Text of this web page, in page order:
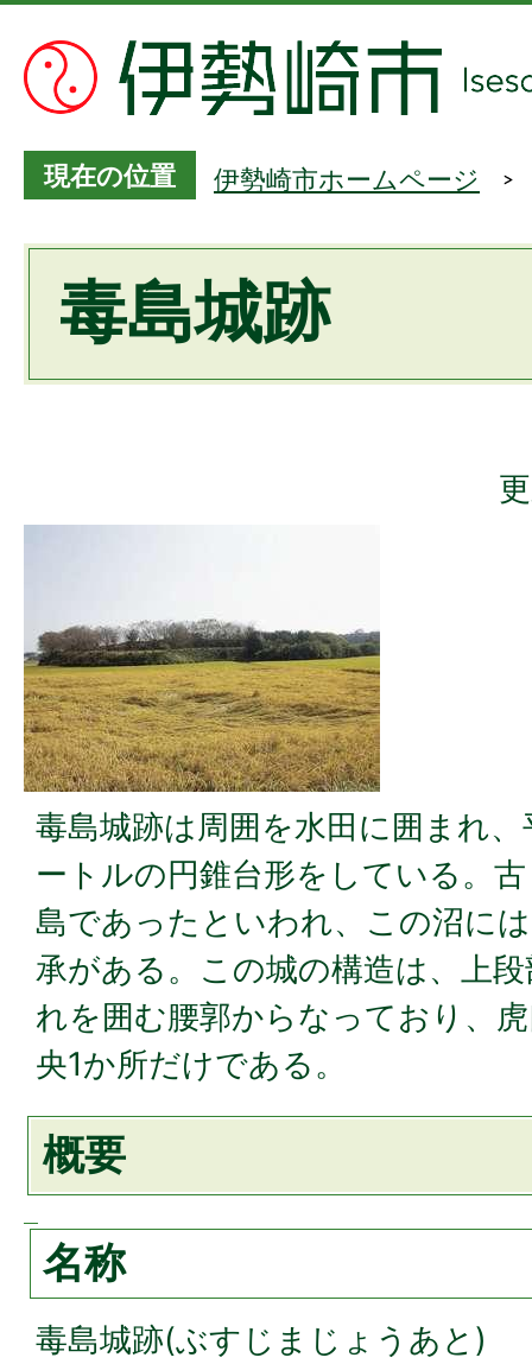
現在の位置 伊勢崎市ホームページ
毒島城跡
毒島城跡は周囲を水田に囲まれ
ートルの円錐台形をしている。
島であったといわれ、この沼に
承がある。この城の構造は、上
れを囲む腰郭からなっており、
央1か所だけである。
概要
名称
毒島城跡(ぶすじまじょうあと)